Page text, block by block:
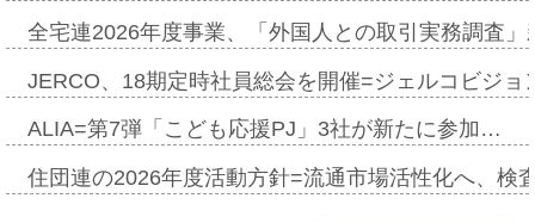
全宅連2026年度事業、「外国人との取引実務調査
JERCO、18期定時社員総会を開催=ジェルコビジ
ALIA=第7弾「こども応援PJ」3社が新たに参加…
住団連の2026年度活動方針=流通市場活性化へ、検